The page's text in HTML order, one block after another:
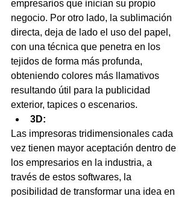
empresarios que inician su propio
negocio. Por otro lado, la sublimación
directa, deja de lado el uso del papel,
con una técnica que penetra en los
tejidos de forma más profunda,
obteniendo colores más llamativos
resultando útil para la publicidad
exterior, tapices o escenarios.
3D:
Las impresoras tridimensionales cada
vez tienen mayor aceptación dentro de
los empresarios en la industria, a
través de estos softwares, la
posibilidad de transformar una idea en